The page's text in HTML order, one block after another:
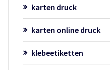
karten druck
karten online druck
klebeetiketten